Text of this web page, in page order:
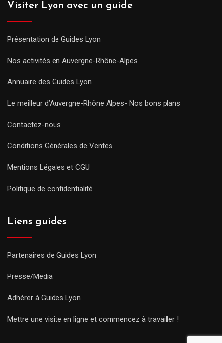
Visiter Lyon avec un guide
Présentation de Guides Lyon
Nos activités en Auvergne-Rhône-Alpes
Annuaire des Guides Lyon
Le meilleur d’Auvergne-Rhône Alpes- Nos bons plans
Contactez-nous
Conditions Générales de Ventes
Mentions Légales et CGU
Politique de confidentialité
Liens guides
Partenaires de Guides Lyon
Presse/Media
Adhérer à Guides Lyon
Mettre une visite en ligne et commencez à travailler !